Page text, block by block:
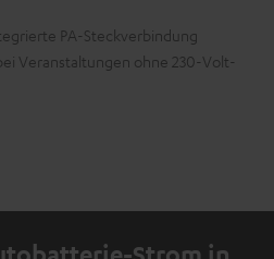
PA-Steckverbindung
Veranstaltungen ohne 230-Volt-